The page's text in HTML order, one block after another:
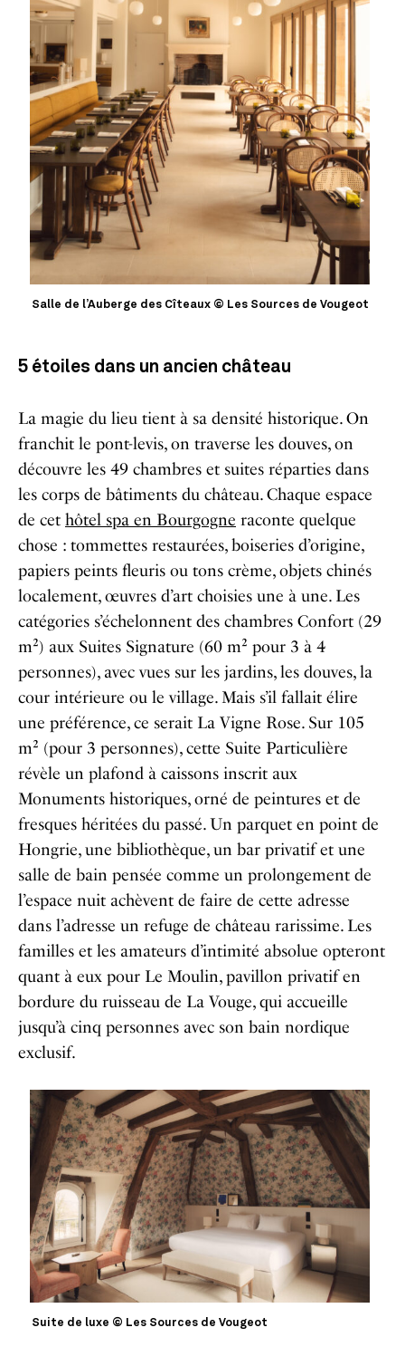
Salle de l’Auberge des Cîteaux © Les Sources de Vougeot
5 étoiles dans un ancien château
La magie du lieu tient à sa densité historique. On
franchit le pont-levis, on traverse les douves, on
découvre les 49 chambres et suites réparties dans
les corps de bâtiments du château. Chaque espace
de cet hôtel spa en Bourgogne raconte quelque
chose : tommettes restaurées, boiseries d’origine,
papiers peints fleuris ou tons crème, objets chinés
localement, œuvres d’art choisies une à une. Les
catégories s’échelonnent des chambres Confort (29
m²) aux Suites Signature (60 m² pour 3 à 4
personnes), avec vues sur les jardins, les douves, la
cour intérieure ou le village. Mais s’il fallait élire
une préférence, ce serait La Vigne Rose. Sur 105
m² (pour 3 personnes), cette Suite Particulière
révèle un plafond à caissons inscrit aux
Monuments historiques, orné de peintures et de
fresques héritées du passé. Un parquet en point de
Hongrie, une bibliothèque, un bar privatif et une
salle de bain pensée comme un prolongement de
l’espace nuit achèvent de faire de cette adresse
dans l’adresse un refuge de château rarissime. Les
familles et les amateurs d’intimité absolue opteront
quant à eux pour Le Moulin, pavillon privatif en
bordure du ruisseau de La Vouge, qui accueille
jusqu’à cinq personnes avec son bain nordique
exclusif.
Suite de luxe © Les Sources de Vougeot